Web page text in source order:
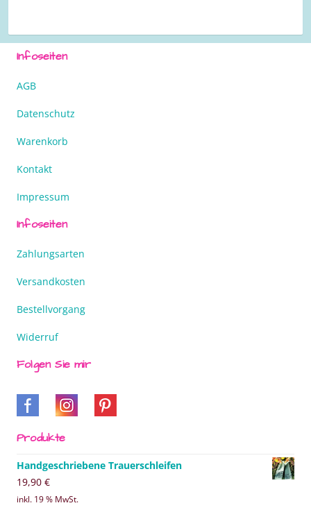
Infoseiten
AGB
Datenschutz
Warenkorb
Kontakt
Impressum
Infoseiten
Zahlungsarten
Versandkosten
Bestellvorgang
Widerruf
Folgen Sie mir
Produkte
Handgeschriebene Trauerschleifen
19,90 €
inkl. 19 % MwSt.